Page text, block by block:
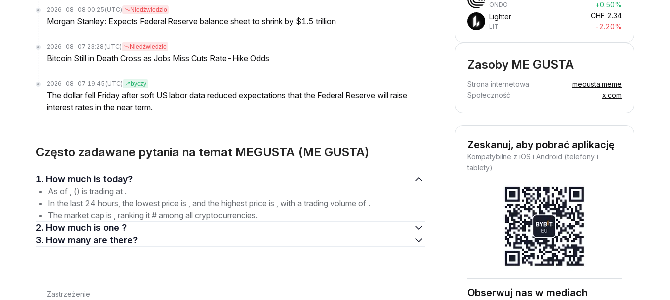
2026-08-08 00:25 (UTC) Niedźwiedzio
Morgan Stanley: Expects Federal Reserve balance sheet to shrink by $1.5 trillion
2026-08-07 23:28 (UTC) Niedźwiedzio
Bitcoin Still in Death Cross as Jobs Miss Cuts Rate-Hike Odds
2026-08-07 19:45 (UTC) byczy
The dollar fell Friday after soft US labor data reduced expectations that the Federal Reserve will raise
interest rates in the near term.
Często zadawane pytania na temat MEGUSTA (ME GUSTA)
1. How much is today?
As of , () is trading at .
In the last 24 hours, the lowest price is , and the highest price is , with a trading volume of .
The market cap is , ranking it # among all cryptocurrencies.
2. How much is one ?
3. How many are there?
Zastrzeżenie
ONDO
+0.50%
Lighter
LIT
CHF 2.34
-2.20%
Zasoby ME GUSTA
Strona internetowa
megusta.meme
Społeczność
x.com
Zeskanuj, aby pobrać aplikację
Kompatybilne z iOS i Android (telefony i
tablety)
Obserwuj nas w mediach